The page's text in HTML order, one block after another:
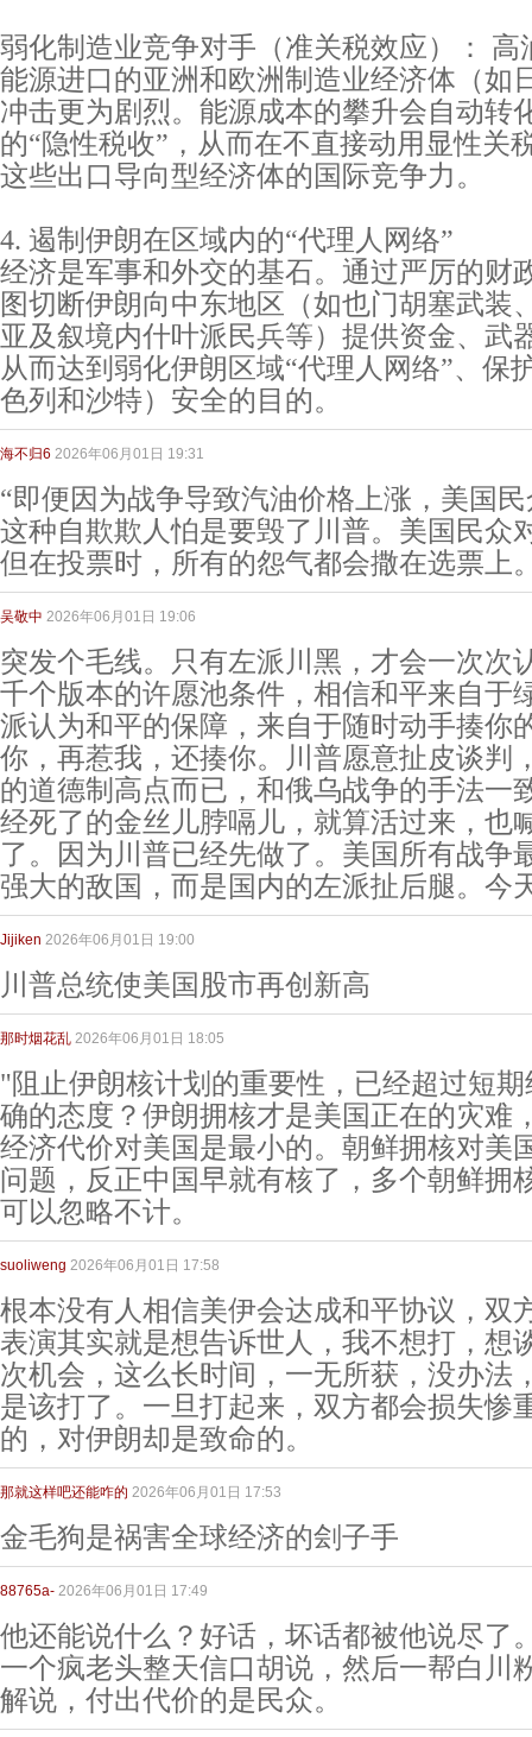
弱化制造业竞争对手（准关税效应）： 高
能源进口的亚洲和欧洲制造业经济体（如
冲击更为剧烈。能源成本的攀升会自动转
的“隐性税收”，从而在不直接动用显性关
这些出口导向型经济体的国际竞争力。
4. 遏制伊朗在区域内的“代理人网络”
经济是军事和外交的基石。通过严厉的财
图切断伊朗向中东地区（如也门胡塞武装
亚及叙境内什叶派民兵等）提供资金、武
从而达到弱化伊朗区域“代理人网络”、保
色列和沙特）安全的目的。
海不归6 2026年06月01日 19:31
“即便因为战争导致汽油价格上涨，美国
这种自欺欺人怕是要毁了川普。美国民众
但在投票时，所有的怨气都会撒在选票上
吴敬中 2026年06月01日 19:06
突发个毛线。只有左派川黑，才会一次次
千个版本的许愿池条件，相信和平来自于
派认为和平的保障，来自于随时动手揍你
你，再惹我，还揍你。川普愿意扯皮谈判
的道德制高点而已，和俄乌战争的手法一
经死了的金丝儿脖嗝儿，就算活过来，也
了。因为川普已经先做了。美国所有战争
强大的敌国，而是国内的左派扯后腿。今
Jijiken 2026年06月01日 19:00
川普总统使美国股市再创新高
那时烟花乱 2026年06月01日 18:05
"阻止伊朗核计划的重要性，已经超过短
确的态度？伊朗拥核才是美国正在的灾难
经济代价对美国是最小的。朝鲜拥核对美
问题，反正中国早就有核了，多个朝鲜拥
可以忽略不计。
suoliweng 2026年06月01日 17:58
根本没有人相信美伊会达成和平协议，双
表演其实就是想告诉世人，我不想打，想
次机会，这么长时间，一无所获，没办法
是该打了。一旦打起来，双方都会损失惨
的，对伊朗却是致命的。
那就这样吧还能咋的 2026年06月01日 17:53
金毛狗是祸害全球经济的刽子手
88765a- 2026年06月01日 17:49
他还能说什么？好话，坏话都被他说尽了
一个疯老头整天信口胡说，然后一帮白川
解说，付出代价的是民众。